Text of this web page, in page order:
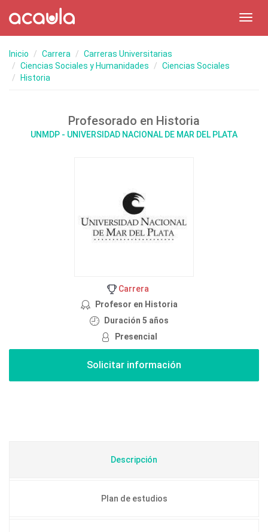
Inicio Carrera
Carreras Universitarias
Ciencias Sociales y Humanidades
Ciencias Sociales
Historia
Profesorado en Historia
UNMDP - UNIVERSIDAD NACIONAL DE MAR DEL PLATA
Carrera
Profesor en Historia
Duración 5 años
Presencial
Descripción
Plan de estudios